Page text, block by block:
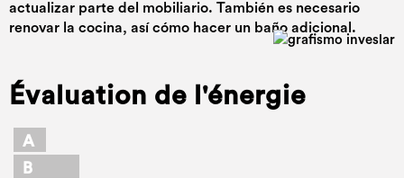
actualizar parte del mobiliario. También es necesario
renovar la cocina, así cómo hacer un baño adicional.
Évaluation de l'énergie
A
B